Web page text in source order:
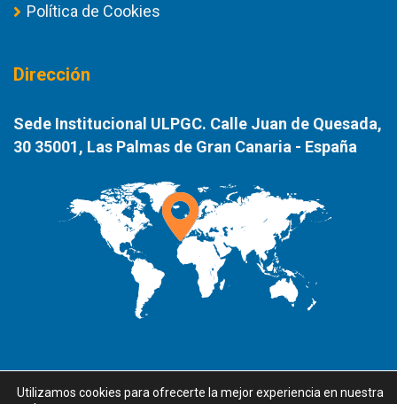
Política de Cookies
Dirección
Sede Institucional ULPGC. Calle Juan de Quesada,
30 35001, Las Palmas de Gran Canaria - España
Utilizamos cookies para ofrecerte la mejor experiencia en nuestra